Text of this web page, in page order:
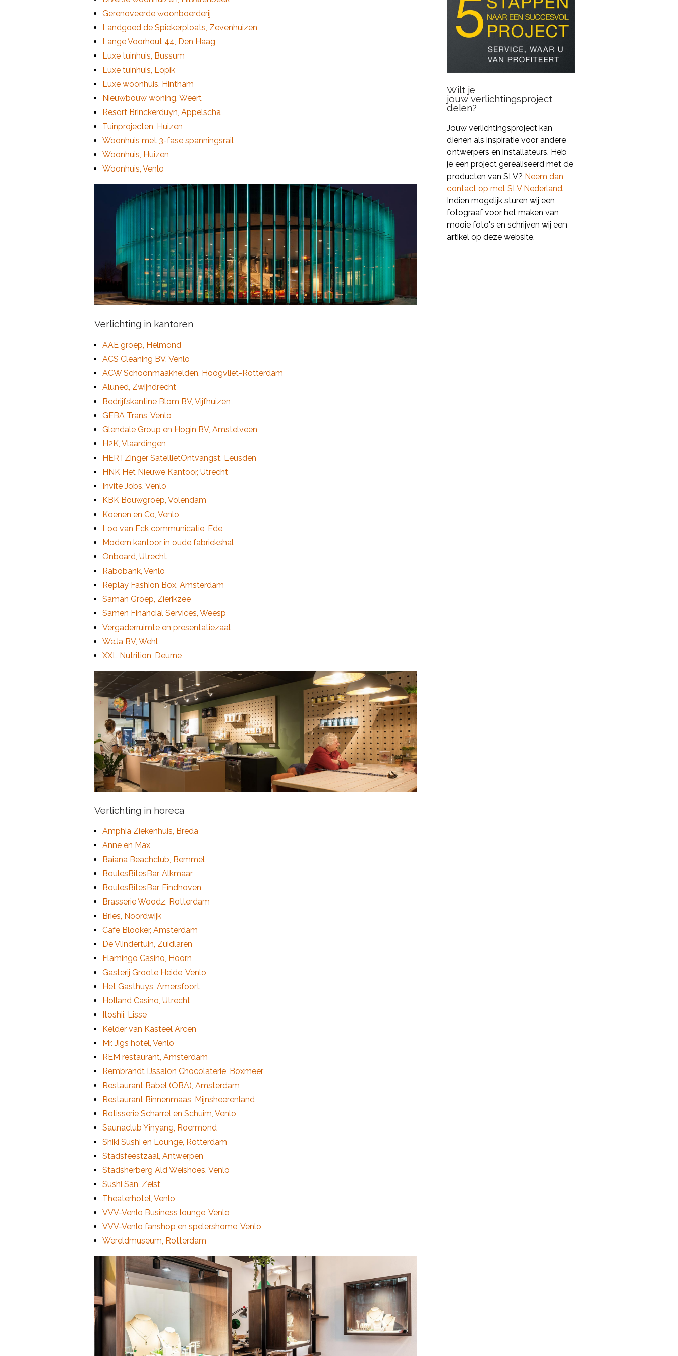
Gerenoveerde woonboerderij
Landgoed de Spiekerploats, Zevenhuizen
Lange Voorhout 44, Den Haag
Luxe tuinhuis, Bussum
Luxe tuinhuis, Lopik
Luxe woonhuis, Hintham
Nieuwbouw woning, Weert
Resort Brinckerduyn, Appelscha
Tuinprojecten, Huizen
Woonhuis met 3-fase spanningsrail
Woonhuis, Huizen
Woonhuis, Venlo
Verlichting in kantoren
AAE groep, Helmond
ACS Cleaning BV, Venlo
ACW Schoonmaakhelden, Hoogvliet-Rotterdam
Aluned, Zwijndrecht
Bedrijfskantine Blom BV, Vijfhuizen
GEBA Trans, Venlo
Glendale Group en Hogin BV, Amstelveen
H2K, Vlaardingen
HERTZinger SatellietOntvangst, Leusden
HNK Het Nieuwe Kantoor, Utrecht
Invite Jobs, Venlo
KBK Bouwgroep, Volendam
Koenen en Co, Venlo
Loo van Eck communicatie, Ede
Modern kantoor in oude fabriekshal
Onboard, Utrecht
Rabobank, Venlo
Replay Fashion Box, Amsterdam
Saman Groep, Zierikzee
Samen Financial Services, Weesp
Vergaderruimte en presentatiezaal
WeJa BV, Wehl
XXL Nutrition, Deurne
Verlichting in horeca
Amphia Ziekenhuis, Breda
Anne en Max
Baiana Beachclub, Bemmel
BoulesBitesBar, Alkmaar
BoulesBitesBar, Eindhoven
Brasserie Woodz, Rotterdam
Bries, Noordwijk
Cafe Blooker, Amsterdam
De Vlindertuin, Zuidlaren
Flamingo Casino, Hoorn
Gasterij Groote Heide, Venlo
Het Gasthuys, Amersfoort
Holland Casino, Utrecht
Itoshii, Lisse
Kelder van Kasteel Arcen
Mr. Jigs hotel, Venlo
REM restaurant, Amsterdam
Rembrandt IJssalon Chocolaterie, Boxmeer
Restaurant Babel (OBA), Amsterdam
Restaurant Binnenmaas, Mijnsheerenland
Rotisserie Scharrel en Schuim, Venlo
Saunaclub Yinyang, Roermond
Shiki Sushi en Lounge, Rotterdam
Stadsfeestzaal, Antwerpen
Stadsherberg Ald Weishoes, Venlo
Sushi San, Zeist
Theaterhotel, Venlo
VVV-Venlo Business lounge, Venlo
VVV-Venlo fanshop en spelershome, Venlo
Wereldmuseum, Rotterdam
Wilt je
jouw verlichtingsproject
delen?
Jouw verlichtingsproject kan
dienen als inspiratie voor andere
ontwerpers en installateurs. Heb
je een project gerealiseerd met de
producten van SLV? Neem dan
contact op met SLV Nederland.
Indien mogelijk sturen wij een
fotograaf voor het maken van
mooie foto's en schrijven wij een
artikel op deze website.